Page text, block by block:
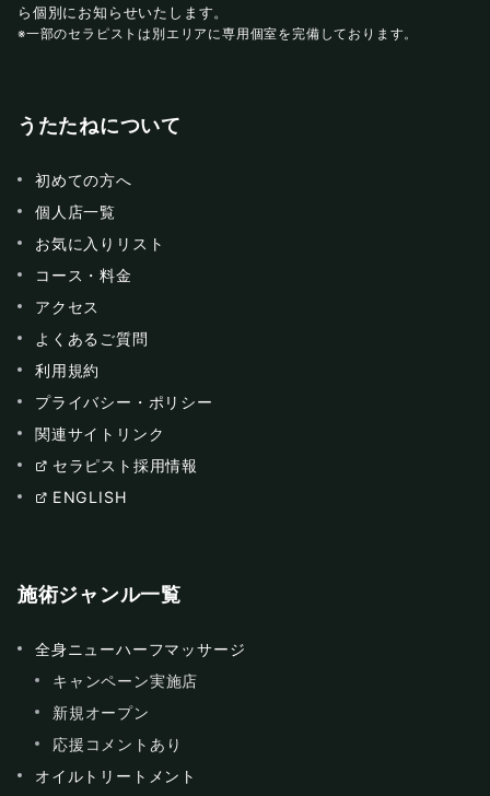
ら個別にお知らせいたします。
※一部のセラピストは別エリアに専用個室を完備しております。
うたたねについて
初めての方へ
個人店一覧
お気に入りリスト
コース・料金
アクセス
よくあるご質問
利用規約
プライバシー・ポリシー
関連サイトリンク
セラピスト採用情報
ENGLISH
施術ジャンル一覧
全身ニューハーフマッサージ
キャンペーン実施店
新規オープン
応援コメントあり
オイルトリートメント